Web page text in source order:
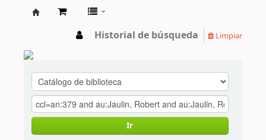
Historial de búsqueda Limpiar
Ir